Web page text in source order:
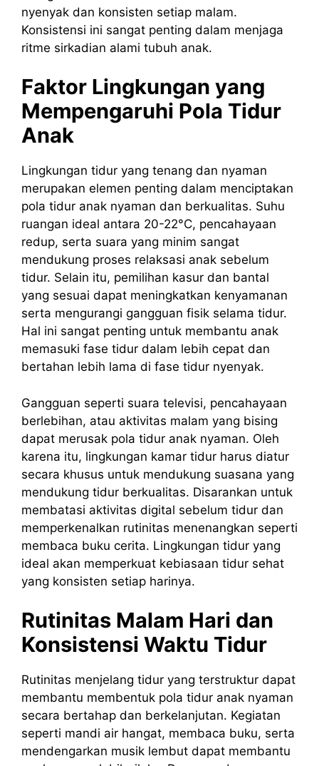
nyenyak dan konsisten setiap malam.
Konsistensi ini sangat penting dalam menjaga
ritme sirkadian alami tubuh anak.
Faktor Lingkungan yang
Mempengaruhi Pola Tidur
Anak
Lingkungan tidur yang tenang dan nyaman
merupakan elemen penting dalam menciptakan
pola tidur anak nyaman dan berkualitas. Suhu
ruangan ideal antara 20-22°C, pencahayaan
redup, serta suara yang minim sangat
mendukung proses relaksasi anak sebelum
tidur. Selain itu, pemilihan kasur dan bantal
yang sesuai dapat meningkatkan kenyamanan
serta mengurangi gangguan fisik selama tidur.
Hal ini sangat penting untuk membantu anak
memasuki fase tidur dalam lebih cepat dan
bertahan lebih lama di fase tidur nyenyak.
Gangguan seperti suara televisi, pencahayaan
berlebihan, atau aktivitas malam yang bising
dapat merusak pola tidur anak nyaman. Oleh
karena itu, lingkungan kamar tidur harus diatur
secara khusus untuk mendukung suasana yang
mendukung tidur berkualitas. Disarankan untuk
membatasi aktivitas digital sebelum tidur dan
memperkenalkan rutinitas menenangkan seperti
membaca buku cerita. Lingkungan tidur yang
ideal akan memperkuat kebiasaan tidur sehat
yang konsisten setiap harinya.
Rutinitas Malam Hari dan
Konsistensi Waktu Tidur
Rutinitas menjelang tidur yang terstruktur dapat
membantu membentuk pola tidur anak nyaman
secara bertahap dan berkelanjutan. Kegiatan
seperti mandi air hangat, membaca buku, serta
mendengarkan musik lembut dapat membantu